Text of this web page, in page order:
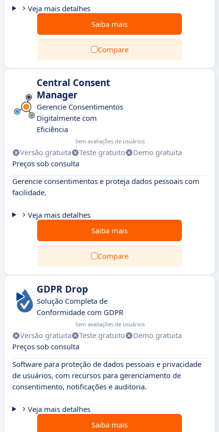
Veja mais detalhes
Saiba mais
Compare
Central Consent
Manager
Gerencie Consentimentos
Digitalmente com
Eficiência
Sem avaliações de usuários
Versão gratuita Teste gratuito
Demo gratuita
Preços sob consulta
Gerencie consentimentos e proteja dados pessoais com
facilidade.
Veja mais detalhes
Saiba mais
Compare
GDPR Drop
Solução Completa de
Conformidade com GDPR
Sem avaliações de usuários
Versão gratuita Teste gratuito
Demo gratuita
Preços sob consulta
Software para proteção de dados pessoais e privacidade
de usuários, com recursos para gerenciamento de
consentimento, notificações e auditoria.
Veja mais detalhes
Saiba mais